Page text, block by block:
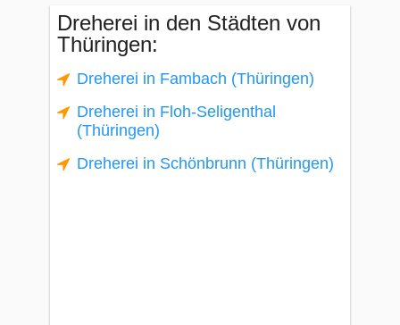
Dreherei in den Städten von
Thüringen:
Dreherei in Fambach (Thüringen)
Dreherei in Floh-Seligenthal
(Thüringen)
Dreherei in Schönbrunn (Thüringen)